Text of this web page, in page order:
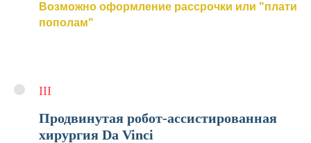
Возможно оформление рассрочки или "плати
пополам"
III
Продвинутая робот-ассистированная
хирургия Da Vinci